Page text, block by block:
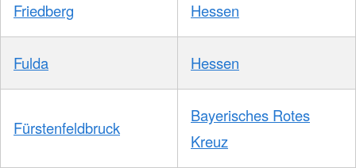
Friedberg Hessen
Fulda Hessen
Fürstenfeldbruck
Bayerisches Rotes
Kreuz